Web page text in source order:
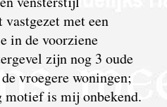
met een
in de voorziene
zijn nog 3 oude
vroegere woningen;
motief is mij onbekend.